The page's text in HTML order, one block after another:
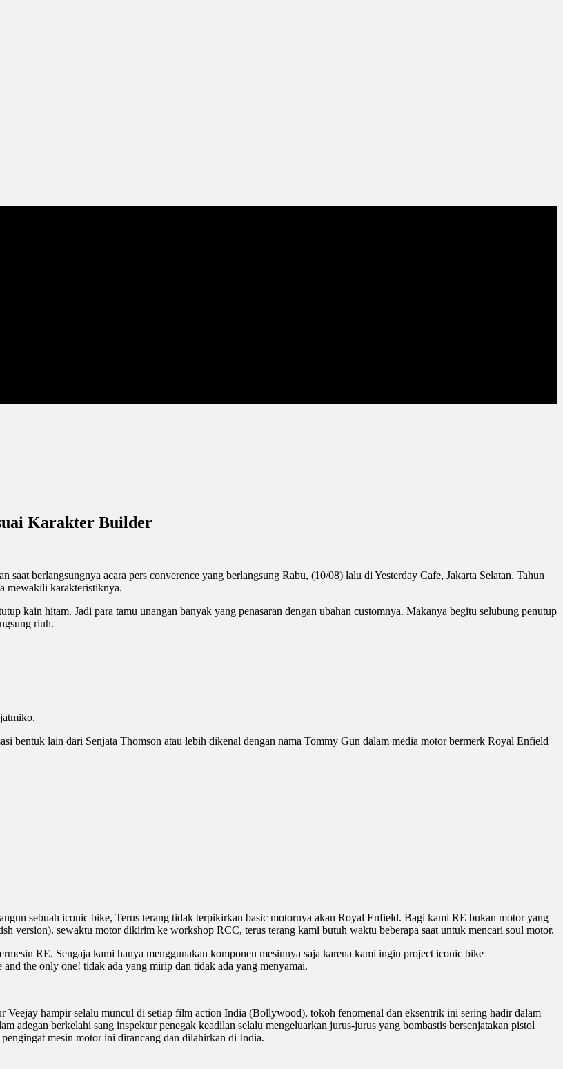
Karakter Builder
berlangsungnya acara pers converence yang berlangsung Rabu, (10/08) lalu di Yesterday Cafe, Jakarta Selatan. Tahun
mewakili karakteristiknya.
kain hitam. Jadi para tamu unangan banyak yang penasaran dengan ubahan customnya. Makanya begitu selubung penutup
riuh.
bentuk lain dari Senjata Thomson atau lebih dikenal dengan nama Tommy Gun dalam media motor bermerk Royal Enfield
sebuah iconic bike, Terus terang tidak terpikirkan basic motornya akan Royal Enfield. Bagi kami RE bukan motor yang
version). sewaktu motor dikirim ke workshop RCC, terus terang kami butuh waktu beberapa saat untuk mencari soul motor.
RE. Sengaja kami hanya menggunakan komponen mesinnya saja karena kami ingin project iconic bike
the only one! tidak ada yang mirip dan tidak ada yang menyamai.
hampir selalu muncul di setiap film action India (Bollywood), tokoh fenomenal dan eksentrik ini sering hadir dalam
adegan berkelahi sang inspektur penegak keadilan selalu mengeluarkan jurus-jurus yang bombastis bersenjatakan pistol
mesin motor ini dirancang dan dilahirkan di India.